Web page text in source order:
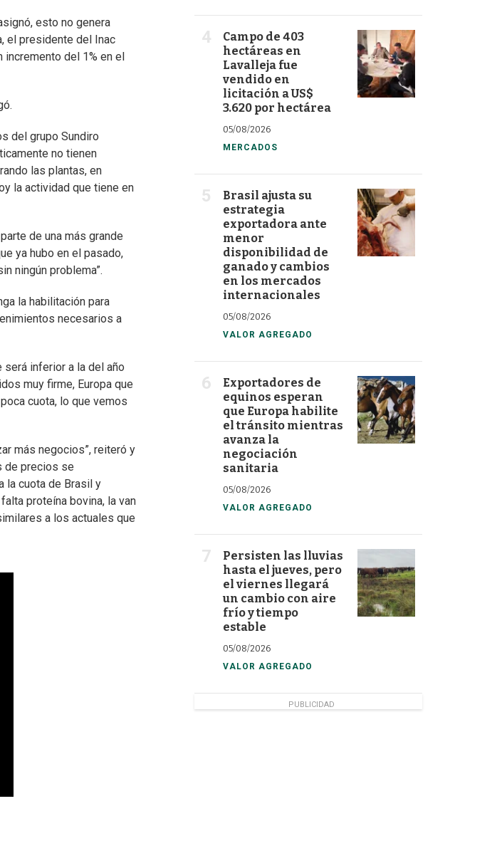
esto no genera
el presidente del Inac
incremento del 1% en el
del grupo Sundiro
no tienen
las plantas, en
la actividad que tiene en
de una más grande
ya hubo en el pasado,
ningún problema”.
la habilitación para
necesarios a
será inferior a la del año
muy firme, Europa que
cuota, lo que vemos
más negocios”, reiteró y
de precios se
la cuota de Brasil y
proteína bovina, la van
a los actuales que
Campo de 403
hectáreas en
Lavalleja fue
vendido en
licitación a US$
3.620 por hectárea
05/08/2026
MERCADOS
Brasil ajusta su
estrategia
exportadora ante
menor
disponibilidad de
ganado y cambios
en los mercados
internacionales
05/08/2026
VALOR AGREGADO
Exportadores de
equinos esperan
que Europa habilite
el tránsito mientras
avanza la
negociación
sanitaria
05/08/2026
VALOR AGREGADO
Persisten las lluvias
hasta el jueves, pero
el viernes llegará
un cambio con aire
frío y tiempo
estable
05/08/2026
VALOR AGREGADO
PUBLICIDAD